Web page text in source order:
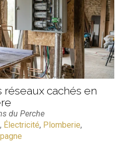
cachés en
du Perche
, Électricité, Plomberie,